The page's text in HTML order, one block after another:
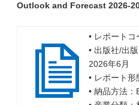
Outlook and Forecast 2026-
• レポート
• 出版社/出版
2026年6月
• レポート
• 納品方法：